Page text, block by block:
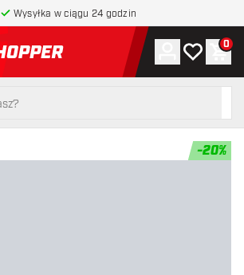
Wysyłka w ciągu 24 godzin
powrót do strony głównej
Konto
Moja lista
0
-20%